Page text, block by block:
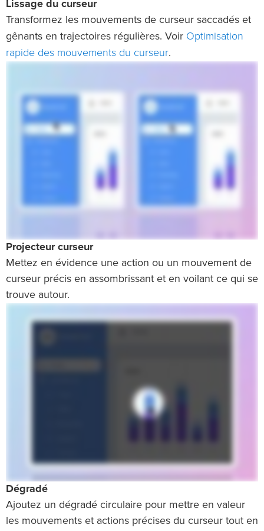
Lissage du curseur
Transformez les mouvements de curseur saccadés et
gênants en trajectoires régulières. Voir Optimisation
rapide des mouvements du curseur.
Projecteur curseur
Mettez en évidence une action ou un mouvement de
curseur précis en assombrissant et en voilant ce qui se
trouve autour.
Dégradé
Ajoutez un dégradé circulaire pour mettre en valeur
les mouvements et actions précises du curseur tout en